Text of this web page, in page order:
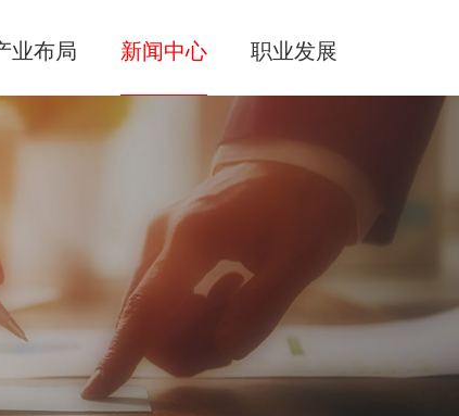
业布局 新闻中心 职业发展